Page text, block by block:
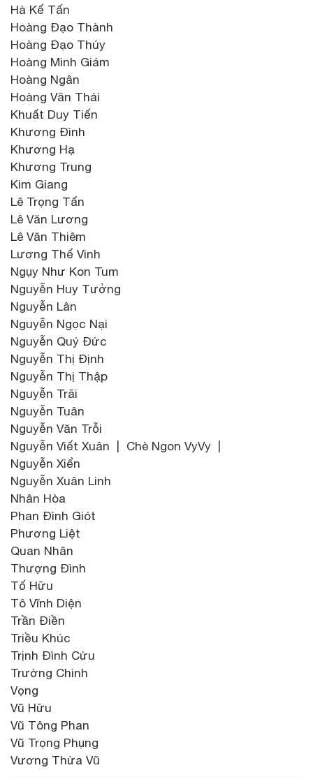
Hà Kế Tấn
Hoàng Đạo Thành
Hoàng Đạo Thúy
Hoàng Minh Giám
Hoàng Ngân
Hoàng Văn Thái
Khuất Duy Tiến
Khương Đình
Khương Hạ
Khương Trung
Kim Giang
Lê Trọng Tấn
Lê Văn Lương
Lê Văn Thiêm
Lương Thế Vinh
Ngụy Như Kon Tum
Nguyễn Huy Tưởng
Nguyễn Lân
Nguyễn Ngọc Nại
Nguyễn Quý Đức
Nguyễn Thị Định
Nguyễn Thị Thập
Nguyễn Trãi
Nguyễn Tuân
Nguyễn Văn Trỗi
Nguyễn Viết Xuân | Chè Ngon VyVy |
Nguyễn Xiển
Nguyễn Xuân Linh
Nhân Hòa
Phan Đình Giót
Phương Liệt
Quan Nhân
Thượng Đình
Tố Hữu
Tô Vĩnh Diện
Trần Điền
Triều Khúc
Trịnh Đình Cửu
Trường Chinh
Vọng
Vũ Hữu
Vũ Tông Phan
Vũ Trọng Phụng
Vương Thừa Vũ